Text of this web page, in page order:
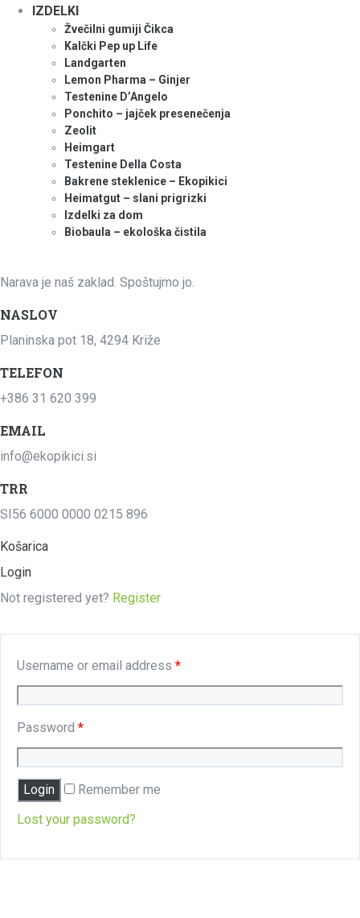
IZDELKI
Žvečilni gumiji Čikca
Kalčki Pep up Life
Landgarten
Lemon Pharma – Ginjer
Testenine D’Angelo
Ponchito – jajček presenečenja
Zeolit
Heimgart
Testenine Della Costa
Bakrene steklenice – Ekopikici
Heimatgut – slani prigrizki
Izdelki za dom
Biobaula – ekološka čistila
Narava je naš zaklad. Spoštujmo jo.
NASLOV
Planinska pot 18, 4294 Križe
TELEFON
+386 31 620 399
EMAIL
info@ekopikici.si
TRR
SI56 6000 0000 0215 896
Košarica
Login
Not registered yet? Register
Username or email address *
Password *
Remember me
Lost your password?